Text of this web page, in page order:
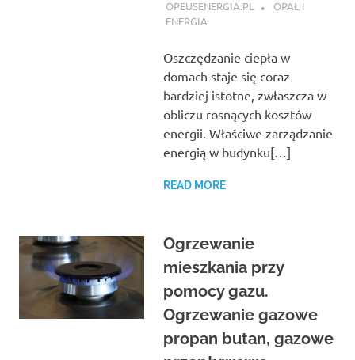
OPEUSENERGIA.PL
OPAŁ I
ENERGIA
Oszczędzanie ciepła w
domach staje się coraz
bardziej istotne, zwłaszcza w
obliczu rosnących kosztów
energii. Właściwe zarządzanie
energią w budynku[…]
READ MORE
Ogrzewanie
mieszkania przy
pomocy gazu.
Ogrzewanie gazowe
propan butan, gazowe